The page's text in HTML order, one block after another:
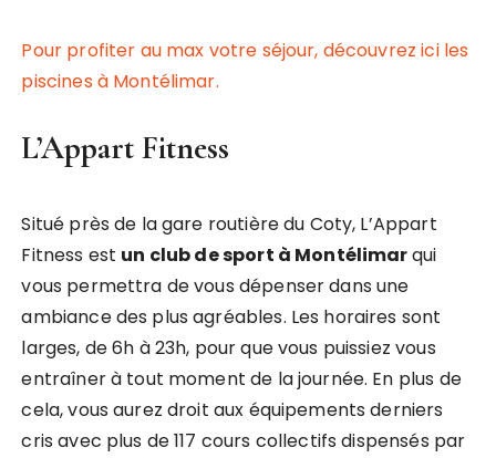
Pour profiter au max votre séjour, découvrez ici les
piscines à Montélimar.
L’Appart Fitness
Situé près de la gare routière du Coty, L’Appart
Fitness est un club de sport à Montélimarqui
vous permettra de vous dépenser dans une
ambiance des plus agréables. Les horaires sont
larges, de 6h à 23h, pour que vous puissiez vous
entraîner à tout moment de la journée. En plus de
cela, vous aurez droit aux équipements derniers
cris avec plus de 117 cours collectifs dispensés par